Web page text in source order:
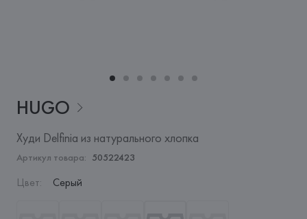
HUGO
Худи Delfinia из натурального хлопка
Артикул товара: 50522423
Цвет: Серый